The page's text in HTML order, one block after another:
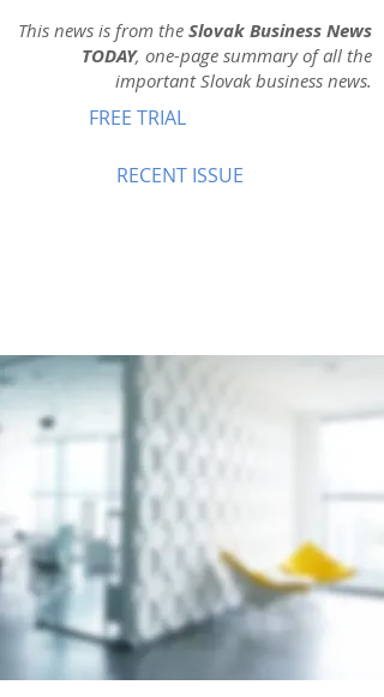
This news is from the Slovak Business News
TODAY, one-page summary of all the
important Slovak business news.
FREE TRIAL
RECENT ISSUE